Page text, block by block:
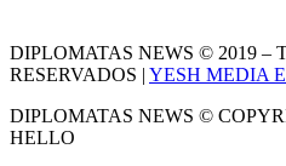
DIPLOMATAS NEWS © 2019 –
RESERVADOS | YESH MEDIA
DIPLOMATAS NEWS ©
HELLO